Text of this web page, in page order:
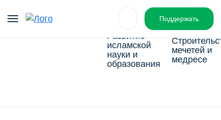
Поддержать
О фонде Пресс-центр
Развитие
исламской
науки и
образования
мечетей и
медресе